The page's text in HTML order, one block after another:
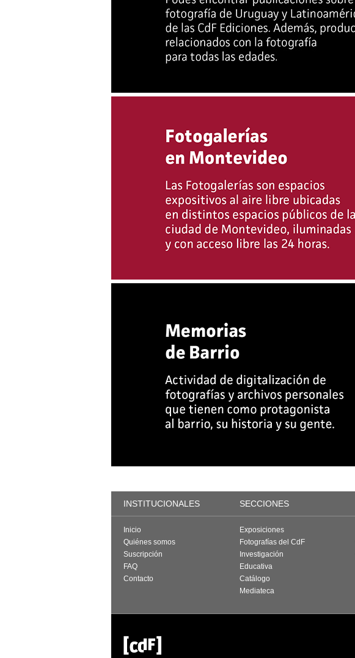
INSTITUCIONALES SECCIONES
Inicio
Quiénes somos
Suscripción
FAQ
Contacto
Exposiciones
Fotografías del CdF
Investigación
Educativa
Catálogo
Mediateca